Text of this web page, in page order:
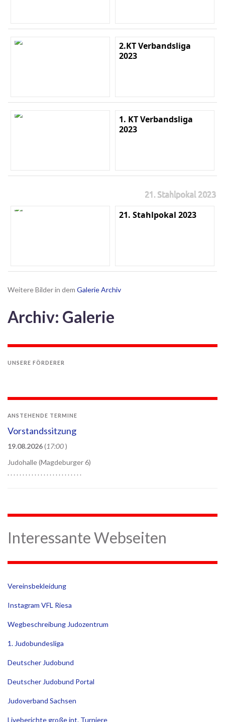
2.KT Verbandsliga
2023
1. KT Verbandsliga
2023
21. Stahlpokal 2023
21. Stahlpokal 2023
Weitere Bilder in dem Galerie Archiv
Archiv: Galerie
UNSERE FÖRDERER
ANSTEHENDE TERMINE
Vorstandssitzung
19.08.2026(17:00)
Judohalle (Magdeburger 6)
. . . . . . . . . . . . . . . . . . . . . . . . .
Interessante Webseiten
Vereinsbekleidung
Instagram VFL Riesa
Wegbeschreibung Judozentrum
1. Judobundesliga
Deutscher Judobund
Deutscher Judobund Portal
Judoverband Sachsen
Liveberichte große int. Turniere